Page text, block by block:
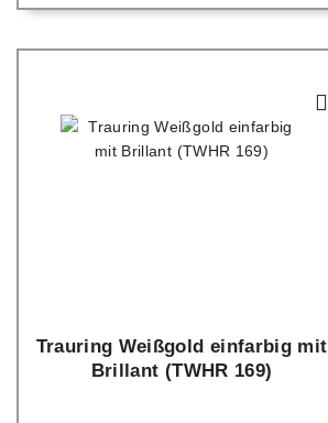
Trauring Weißgold einfarbig mit
Brillant (TWHR 169)